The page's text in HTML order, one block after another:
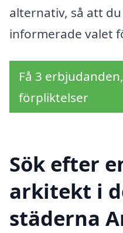
alternativ, så att
informerade valet
Få 3
förpliktelser
Sök efter
arkitekt i
städerna